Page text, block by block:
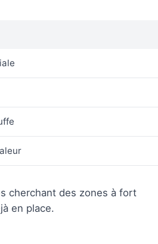
cherchant des zones à fort
en place.